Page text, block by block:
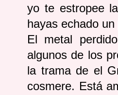
yo te estropee
hayas echado
El metal
algunos de los
la trama de el
cosmere. Está